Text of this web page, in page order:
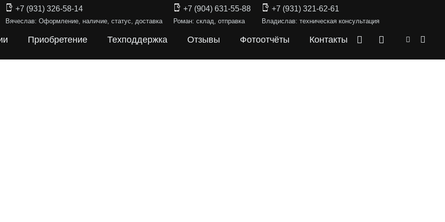
+7 (931) 326-58-14
Вячеслав: Оформление, наличие, статус, доставка
+7 (904) 631-55-88
Роман: склад, отправка
+7 (931) 321-62-61
Владислав: техническая консультация
Приобретение Техподдержка Отзывы Фотоотчёты Контакты